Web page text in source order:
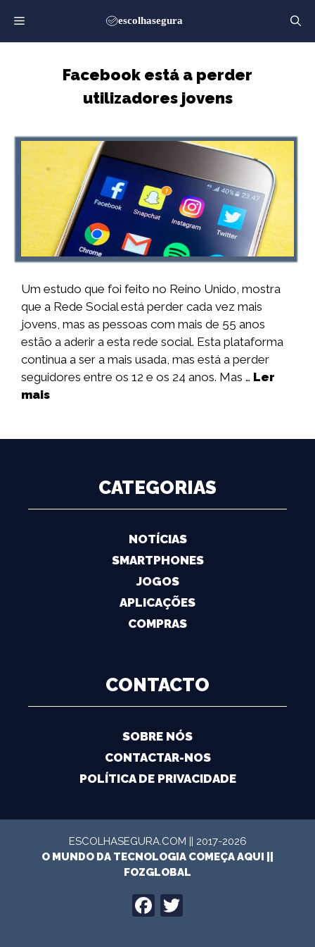
para
o
Facebook está a perder
utilizadores jovens
Um estudo que foi feito no Reino Unido, mostra
que a Rede Social está perder cada vez mais
jovens, mas as pessoas com mais de 55 anos
estão a aderir a esta rede social. Esta plataforma
continua a ser a mais usada, mas está a perder
seguidores entre os 12 e os 24 anos. Mas … Ler
mais
CATEGORIAS
NOTÍCIAS
SMARTPHONES
JOGOS
APLICAÇÕES
COMPRAS
CONTACTO
SOBRE NÓS
CONTACTAR-NOS
POLÍTICA DE PRIVACIDADE
ESCOLHASEGURA.COM || 2017-2026
O MUNDO DA TECNOLOGIA COMEÇA AQUI ||
FOZGLOBAL
FACEBOOK